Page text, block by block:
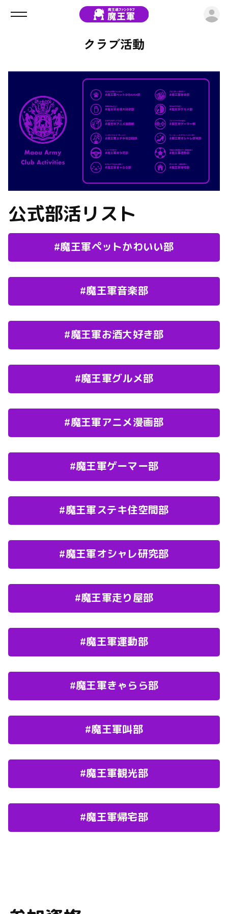
クラブ活動
公式部活リスト
#魔王軍ペットかわいい部
#魔王軍音楽部
#魔王軍お酒大好き部
#魔王軍グルメ部
#魔王軍アニメ漫画部
#魔王軍ゲーマー部
#魔王軍ステキ住空間部
#魔王軍オシャレ研究部
#魔王軍走り屋部
#魔王軍運動部
#魔王軍きゃらら部
#魔王軍叫部
#魔王軍観光部
#魔王軍帰宅部